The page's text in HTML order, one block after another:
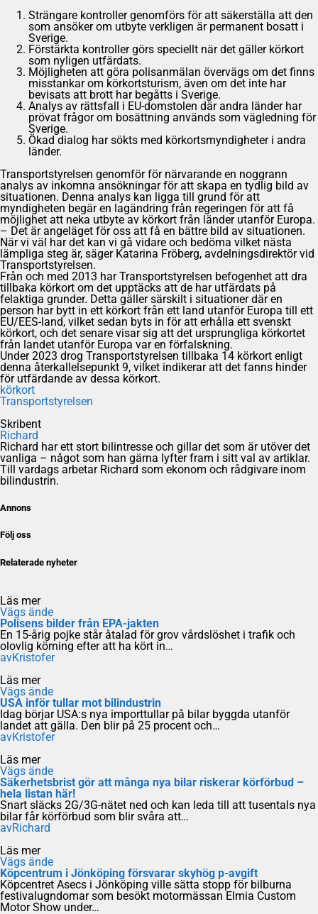
Strängare kontroller genomförs för att säkerställa att den
som ansöker om utbyte verkligen är permanent bosatt i
Sverige.
Förstärkta kontroller görs speciellt när det gäller körkort
som nyligen utfärdats.
Möjligheten att göra polisanmälan övervägs om det finns
misstankar om körkortsturism, även om det inte har
bevisats att brott har begåtts i Sverige.
Analys av rättsfall i EU-domstolen där andra länder har
prövat frågor om bosättning används som vägledning för
Sverige.
Ökad dialog har sökts med körkortsmyndigheter i andra
länder.
Transportstyrelsen genomför för närvarande en noggrann
analys av inkomna ansökningar för att skapa en tydlig bild av
situationen. Denna analys kan ligga till grund för att
myndigheten begär en lagändring från regeringen för att få
möjlighet att neka utbyte av körkort från länder utanför Europa.
– Det är angeläget för oss att få en bättre bild av situationen.
När vi väl har det kan vi gå vidare och bedöma vilket nästa
lämpliga steg är, säger Katarina Fröberg, avdelningsdirektör vid
Transportstyrelsen.
Från och med 2013 har Transportstyrelsen befogenhet att dra
tillbaka körkort om det upptäcks att de har utfärdats på
felaktiga grunder. Detta gäller särskilt i situationer där en
person har bytt in ett körkort från ett land utanför Europa till ett
EU/EES-land, vilket sedan byts in för att erhålla ett svenskt
körkort, och det senare visar sig att det ursprungliga körkortet
från landet utanför Europa var en förfalskning.
Under 2023 drog Transportstyrelsen tillbaka 14 körkort enligt
denna återkallelsepunkt 9, vilket indikerar att det fanns hinder
för utfärdande av dessa körkort.
körkort
Transportstyrelsen
Skribent
Richard
Richard har ett stort bilintresse och gillar det som är utöver det
vanliga – något som han gärna lyfter fram i sitt val av artiklar.
Till vardags arbetar Richard som ekonom och rådgivare inom
bilindustrin.
Annons
Följ oss
Relaterade nyheter
Läs mer
Vägs ände
Polisens bilder från EPA-jakten
En 15-årig pojke står åtalad för grov vårdslöshet i trafik och
olovlig körning efter att ha kört in…
avKristofer
Läs mer
Vägs ände
USA inför tullar mot bilindustrin
Idag börjar USA:s nya importtullar på bilar byggda utanför
landet att gälla. Den blir på 25 procent och…
avKristofer
Läs mer
Vägs ände
Säkerhetsbrist gör att många nya bilar riskerar körförbud –
hela listan här!
Snart släcks 2G/3G-nätet ned och kan leda till att tusentals nya
bilar får körförbud som blir svåra att…
avRichard
Läs mer
Vägs ände
Köpcentrum i Jönköping försvarar skyhög p-avgift
Köpcentret Asecs i Jönköping ville sätta stopp för bilburna
festivalugndomar som besökt motormässan Elmia Custom
Motor Show under…